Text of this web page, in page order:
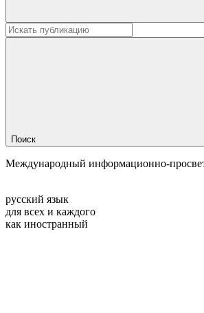
Поиск
Международный информационно-
русский язык
для всех и каждого
как иностранный